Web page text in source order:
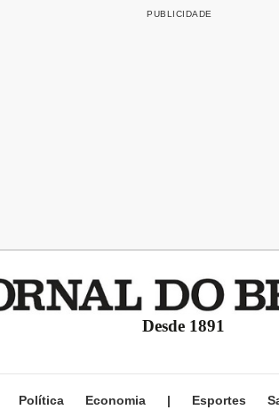
Desde 1891
Política Economia | Esportes